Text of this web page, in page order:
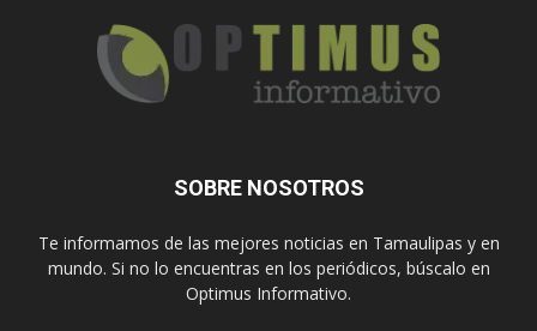
SOBRE NOSOTROS
Te informamos de las mejores noticias en Tamaulipas y en
mundo. Si no lo encuentras en los periódicos, búscalo en
Optimus Informativo.